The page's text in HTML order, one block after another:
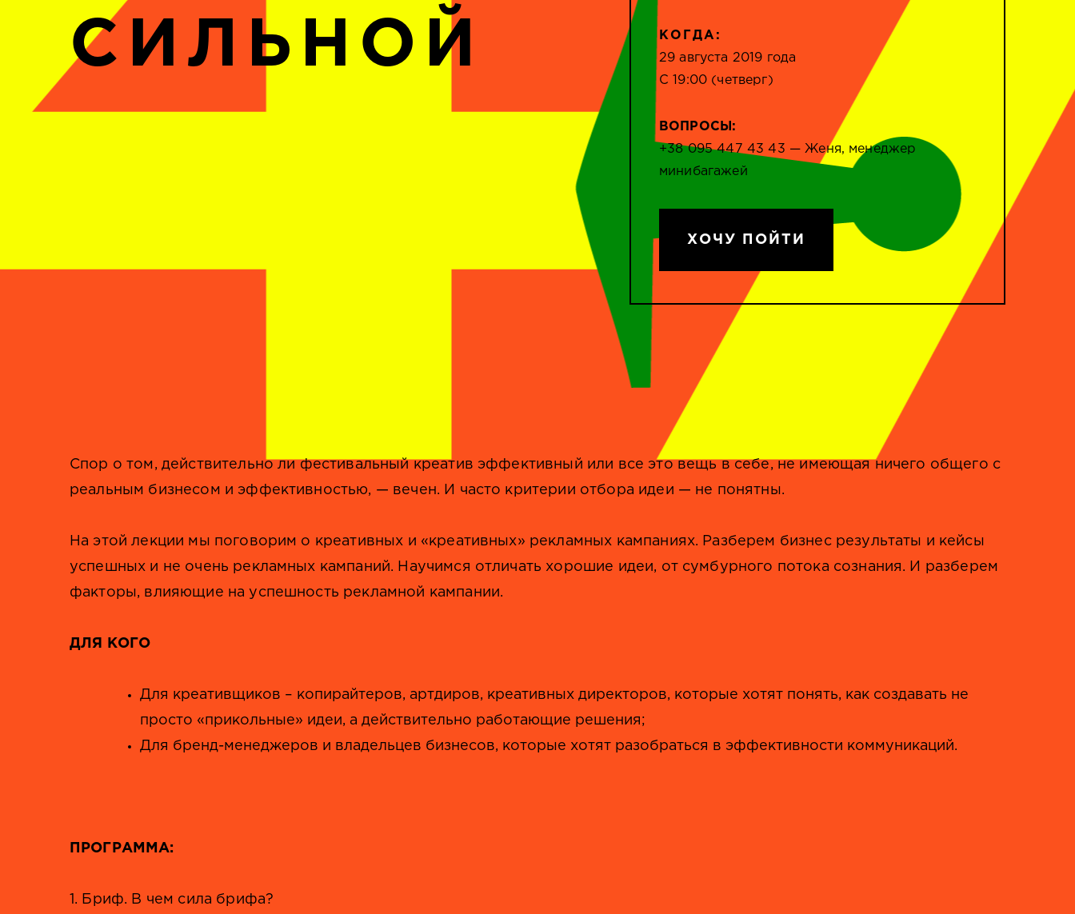
СИЛЬНОЙ
КОГДА:
29 августа 2019 года
С 19:00 (четверг)
ВОПРОСЫ:
+38 095 447 43 43 — Женя, менеджер
минибагажей
ХОЧУ ПОЙТИ
Спор о том, действительно ли фестивальный креатив эффективный или все это вещь в себе, не имеющая ничего общего с
реальным бизнесом и эффективностью, — вечен. И часто критерии отбора идеи — не понятны.
На этой лекции мы поговорим о креативных и «креативных» рекламных кампаниях. Разберем бизнес результаты и кейсы
успешных и не очень рекламных кампаний. Научимся отличать хорошие идеи, от сумбурного потока сознания. И разберем
факторы, влияющие на успешность рекламной кампании.
ДЛЯ КОГО
Для креативщиков – копирайтеров, артдиров, креативных директоров, которые хотят понять, как создавать не
просто «прикольные» идеи, а действительно работающие решения;
Для бренд-менеджеров и владельцев бизнесов, которые хотят разобраться в эффективности коммуникаций.
ПРОГРАММА:
1. Бриф. В чем сила брифа?